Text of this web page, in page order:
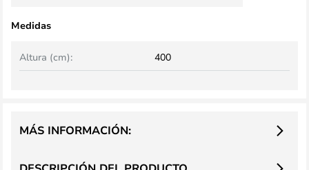
Medidas
Altura (cm): 400
MÁS INFORMACIÓN: